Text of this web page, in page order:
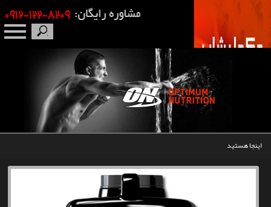
اینجا هستید